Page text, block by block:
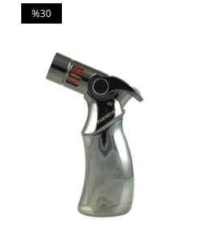
%30
%30İndirim